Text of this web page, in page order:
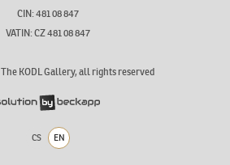
CIN: 481 08 847
VATIN: CZ 481 08 847
The KODL Gallery, all rights reserved
CS EN